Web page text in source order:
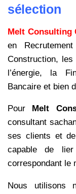
sélection
Melt Consulting
en
Construction,
l’énergie, la
Bancaire et bien
Pour Melt
consultant
ses clients et
capable de
correspondant le
Nous utilisons